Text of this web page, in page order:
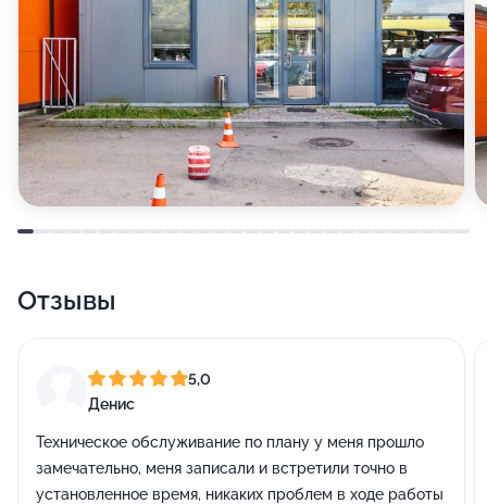
Отзывы
5,0
Денис
Техническое обслуживание по плану у меня прошло
замечательно, меня записали и встретили точно в
установленное время, никаких проблем в ходе работы